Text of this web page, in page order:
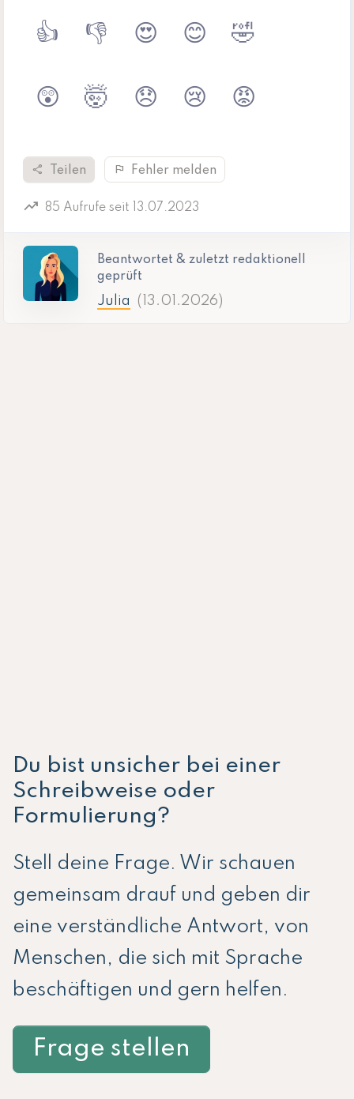
👍 👎 😍 😊 🤣
😲 🤯 😞 😢 😡
share Teilen flag Fehler melden
trending_up 85 Aufrufe seit 13.07.2023
Beantwortet & zuletzt redaktionell
geprüft
Julia (13.01.2026)
Du bist unsicher bei einer
Schreibweise oder
Formulierung?
Stell deine Frage. Wir schauen
gemeinsam drauf und geben dir
eine verständliche Antwort, von
Menschen, die sich mit Sprache
beschäftigen und gern helfen.
Frage stellen